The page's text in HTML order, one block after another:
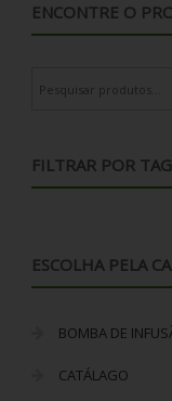
ENCONTRE O
Pesquisar por:
FILTRAR POR
ESCOLHA PELA
BOMBA DE
CATÁLAGO